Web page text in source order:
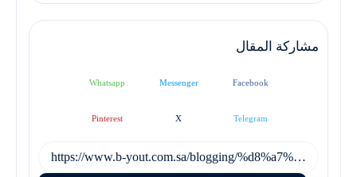
مشاركة المقال
Facebook
Messenger
Whatsapp
Telegram
X
Pinterest